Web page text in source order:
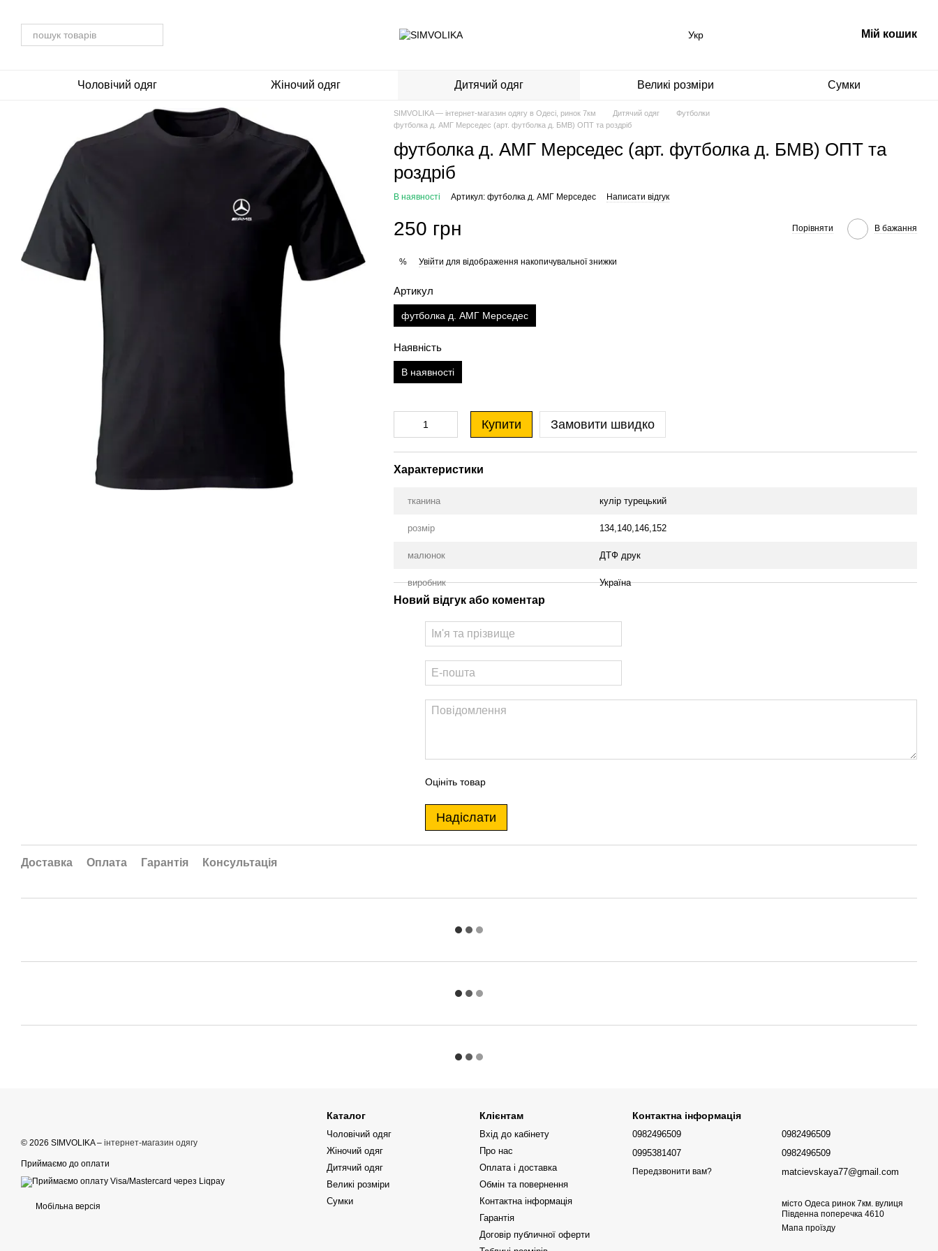
Укр Мій кошик
Чоловічий одяг Жіночий одяг Дитячий одяг Великі розміри Сумки
SIMVOLIKA — інтернет-магазин одягу в Одесі, ринок 7км Дитячий одяг
Футболки
футболка д. АМГ Мерседес (арт. футболка д. БМВ) ОПТ та роздріб
футболка д. АМГ Мерседес (арт. футболка д. БМВ) ОПТ та
роздріб
В наявності Артикул: футболка д. АМГ Мерседес Написати відгук
250 грн Порівняти В бажання
% Увійти для відображення накопичувальної знижки
Артикул
футболка д. АМГ Мерседес
Наявність
В наявності
Купити Замовити швидко
Характеристики
тканина кулір турецький
розмір 134,140,146,152
малюнок ДТФ друк
виробник Україна
Новий відгук або коментар
Оцініть товар
Надіслати
Доставка Оплата Гарантія Консультація
© 2026 SIMVOLIKA – інтернет-магазин одягу
Приймаємо до оплати
Мобільна версія
Каталог
Чоловічий одяг
Жіночий одяг
Дитячий одяг
Великі розміри
Сумки
Клієнтам
Вхід до кабінету
Про нас
Оплата і доставка
Обмін та повернення
Контактна інформація
Гарантія
Договір публичної оферти
Контактна інформація
0982496509
0995381407
Передзвонити вам?
0982496509
0982496509
matcievskaya77@gmail.com
місто Одеса ринок 7км. вулиця
Південна поперечка 4610
Мапа проїзду